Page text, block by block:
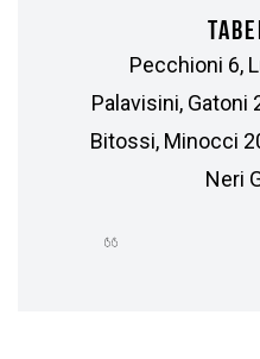
Pecchioni 6,
Palavisini, Gatoni
Bitossi, Minocci
Neri